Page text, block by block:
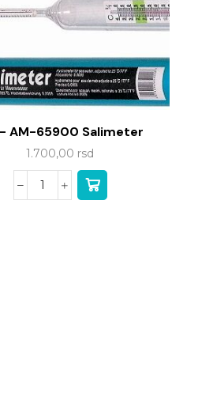
AM-65900 Salimeter
1.700,00 rsd